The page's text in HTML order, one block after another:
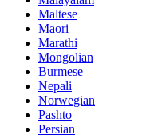
Maltese
Maori
Marathi
Mongolian
Burmese
Nepali
Norwegian
Pashto
Persian